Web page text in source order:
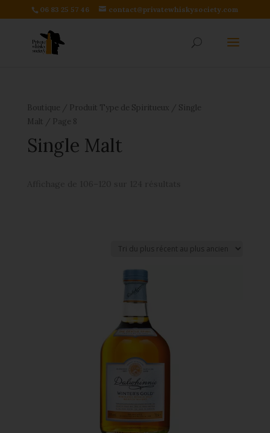
06 83 25 57 46 contact@privatewhiskysociety.com
Boutique / Produit Type de Spiritueux / Single
Malt / Page 8
Single Malt